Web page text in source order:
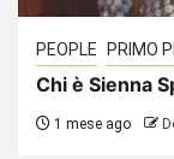
PEOPLE PRIMO
Chi è Sienna
1 mese ago